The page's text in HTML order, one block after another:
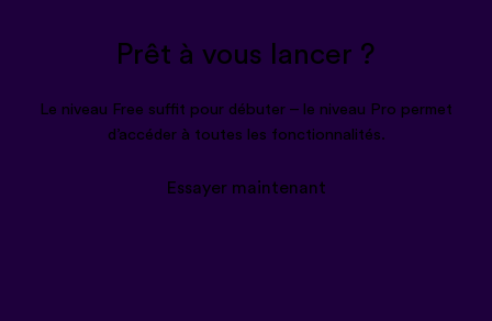
Prêt à vous lancer ?
Le niveau Free suffit pour débuter – le niveau Pro permet
d’accéder à toutes les fonctionnalités.
Essayer maintenant